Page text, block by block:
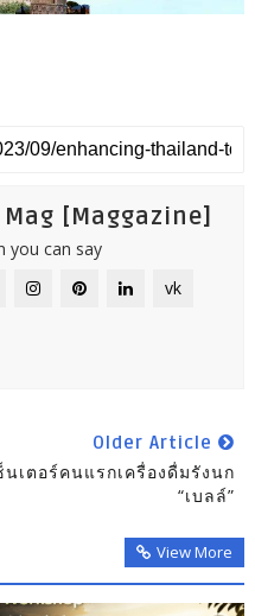
[Maggazine]
you can say
vk
Older Article
เตอร์คนแรกเครื่องดื่มรังนก
“เบลล์”
View More